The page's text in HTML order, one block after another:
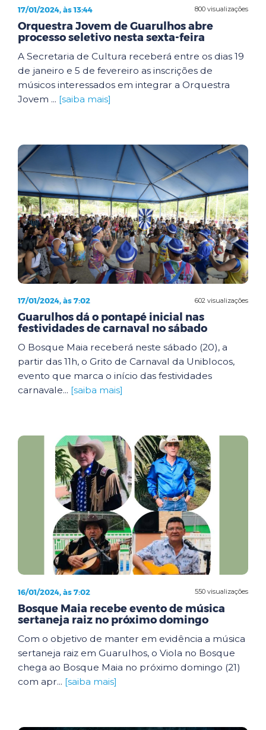
800 visualizações
17/01/2024, às 13:44
Orquestra Jovem de Guarulhos abre
processo seletivo nesta sexta-feira
A Secretaria de Cultura receberá entre os dias 19
de janeiro e 5 de fevereiro as inscrições de
músicos interessados em integrar a Orquestra
Jovem ... [saiba mais]
602 visualizações
17/01/2024, às 7:02
Guarulhos dá o pontapé inicial nas
festividades de carnaval no sábado
O Bosque Maia receberá neste sábado (20), a
partir das 11h, o Grito de Carnaval da Uniblocos,
evento que marca o início das festividades
carnavale... [saiba mais]
550 visualizações
16/01/2024, às 7:02
Bosque Maia recebe evento de música
sertaneja raiz no próximo domingo
Com o objetivo de manter em evidência a música
sertaneja raiz em Guarulhos, o Viola no Bosque
chega ao Bosque Maia no próximo domingo (21)
com apr... [saiba mais]